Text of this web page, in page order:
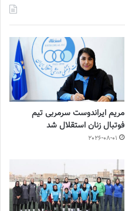
مریم ایراندوست سرمربی تیم
فوتبال زنان استقلال شد
2026-08-01